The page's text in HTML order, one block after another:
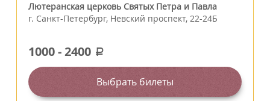
Лютеранская церковь Святых Петра и Павла
г. Санкт-Петербург, Невский проспект, 22-24Б
1000-2400 a
Выбрать билеты